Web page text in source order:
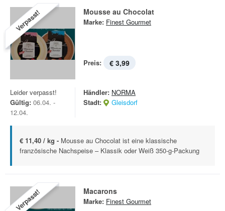
Verpasst! Mousse au Chocolat
Marke: Finest Gourmet
Preis: € 3,99
Leider verpasst!
Gültig: 06.04. -
12.04.
Händler: NORMA
Stadt:
Gleisdorf
€ 11,40 / kg - Mousse au Chocolat ist eine klassische
französische Nachspeise – Klassik oder Weiß 350-g-Packung
Verpasst! Macarons
Marke: Finest Gourmet